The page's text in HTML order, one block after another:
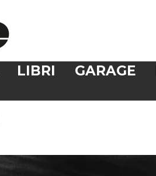
LIBRI GARAGE